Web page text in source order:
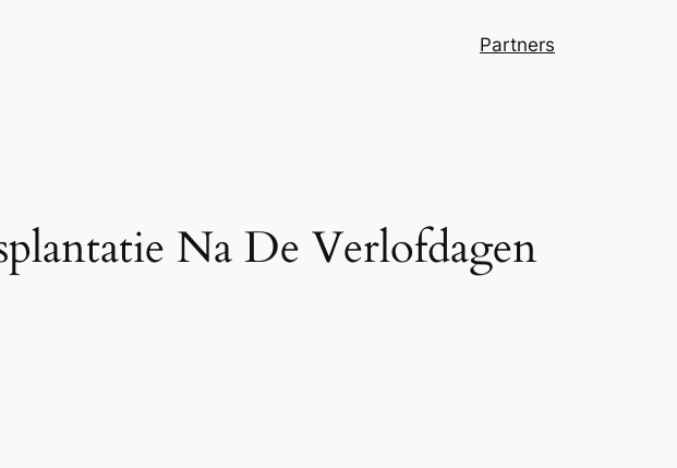
Partners
Na De Verlofdagen